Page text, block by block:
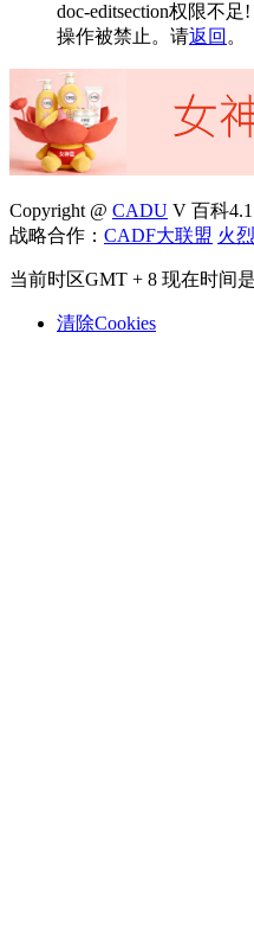
doc-editsection权限不足!
操作被禁止。请返回 。
Copyright @ CADU V 百科
战略合作： CADF大联盟 火
当前时区GMT + 8 现在时间
清除Cookies